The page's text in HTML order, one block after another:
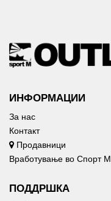
ИНФОРМАЦИИ
За нас
Контакт
Продавници
Вработување во Спорт М
ПОДДРШКА